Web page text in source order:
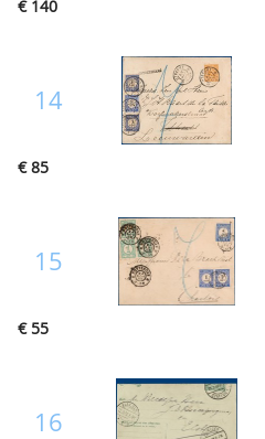
€ 140
14
€ 85
15
€ 55
16